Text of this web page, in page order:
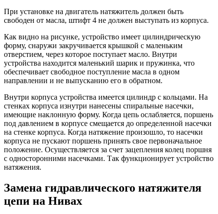
При установке на двигатель натяжитель должен быть
свободен от масла, штифт 4 не должен выступать из корпуса.
Как видно на рисунке, устройство имеет цилиндрическую
форму, снаружи закручивается крышкой с маленьким
отверстием, через которое поступает масло. Внутри
устройства находится маленький шарик и пружинка, что
обеспечивает свободное поступление масла в одном
направлении и не выпусканию его в обратном.
Внутри корпуса устройства имеется цилиндр с кольцами. На
стенках корпуса изнутри нанесены спиральные насечки,
имеющие наклонную форму. Когда цепь ослабляется, поршень
под давлением в корпусе смещается до определенной насечки
на стенке корпуса. Когда натяжение произошло, то насечки
корпуса не пускают поршень принять свое первоначальное
положение. Осуществляется за счет зацепления колец поршня
с односторонними насечками. Так функционирует устройство
натяжения.
Замена гидравлического натяжителя
цепи на Нивах